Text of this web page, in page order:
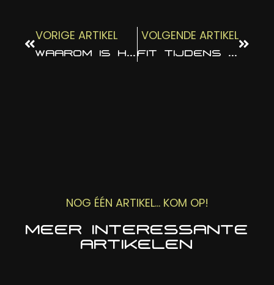
VORIGE ARTIKEL
WAAROM IS HYBRIDE TRAINING DE PERFECTE FITNESSTREND VOOR IEDEREEN?
VOLGENDE ARTIKEL
FIT TIJDENS DE FEESTDAGEN, ZO DOE JE DAT!
NOG ÉÉN ARTIKEL... KOM OP!
MEER INTERESSANTE
ARTIKELEN